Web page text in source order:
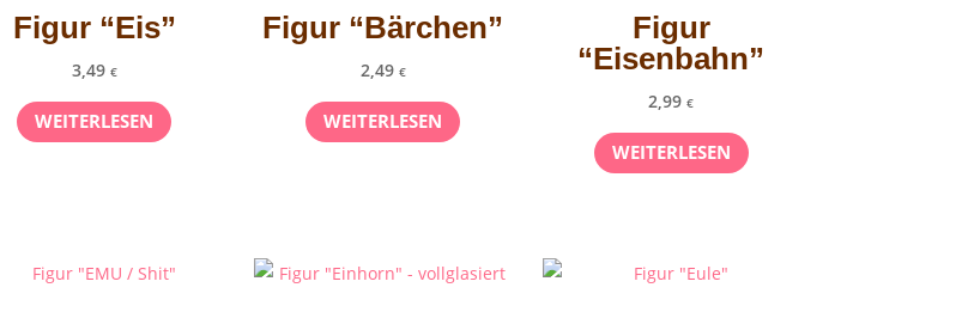
Figur “Eis”
3,49 €
WEITERLESEN
Figur “Bärchen”
2,49 €
WEITERLESEN
Figur
“Eisenbahn”
2,99€
WEITERLESEN